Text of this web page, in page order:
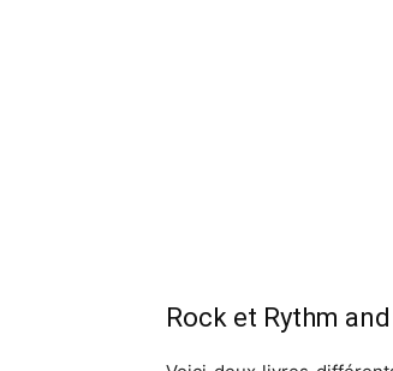
Rock et Rythm